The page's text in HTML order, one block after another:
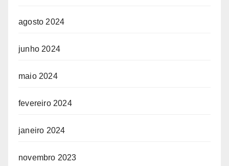
agosto 2024
junho 2024
maio 2024
fevereiro 2024
janeiro 2024
novembro 2023